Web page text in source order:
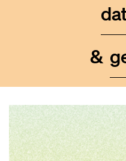
&